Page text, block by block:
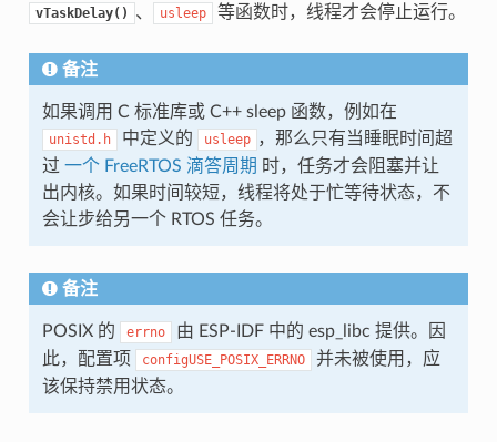
vTaskDelay() 、 usleep 等函数时，线程才会停止运行。
备注
如果调用 C 标准库或 C++ sleep 函数，例如在
unistd.h 中定义的 usleep ，那么只有当睡眠时间超
过 一个 FreeRTOS 滴答周期 时，任务才会阻塞并让
出内核。如果时间较短，线程将处于忙等待状态，不
会让步给另一个 RTOS 任务。
备注
POSIX 的 errno
由 ESP-IDF 中的 esp_libc 提供。因
此，配置项
configUSE_POSIX_ERRNO
并未被使用，应
该保持禁用状态。